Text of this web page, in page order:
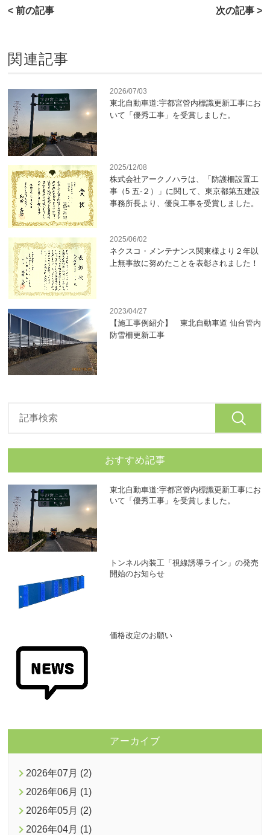
< 前の記事 次の記事 >
関連記事
2026/07/03
東北自動車道:宇都宮管内標識更新工事にお
いて「優秀工事」を受賞しました。
2025/12/08
株式会社アークノハラは、「防護柵設置⼯
事（5 五-２）」に関して、東京都第五建設
事務所⻑より、優良⼯事を受賞しました。
2025/06/02
ネクスコ・メンテナンス関東様より２年以
上無事故に努めたことを表彰されました！
2023/04/27
【施工事例紹介】 東北自動車道 仙台管内
防雪柵更新工事
おすすめ記事
東北自動車道:宇都宮管内標識更新工事にお
いて「優秀工事」を受賞しました。
トンネル内装工「視線誘導ライン」の発売
開始のお知らせ
価格改定のお願い
アーカイブ
2026年07月 (2)
2026年06月 (1)
2026年05月 (2)
2026年04月 (1)